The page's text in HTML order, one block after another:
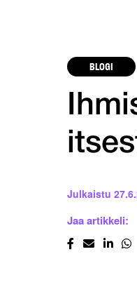
BLOGI
Julkaistu
Jaa artikkeli: